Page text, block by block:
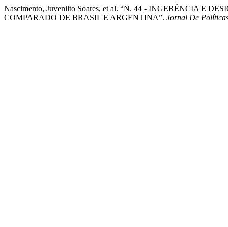
Nascimento, Juvenilto Soares, et al. “N. 44 - INGERÊNCIA E
COMPARADO DE BRASIL E ARGENTINA”. Jornal De